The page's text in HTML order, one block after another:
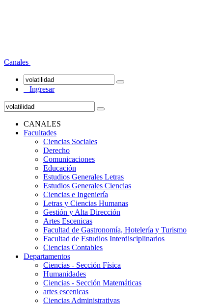
Canales
Ingresar
CANALES
Facultades
Ciencias Sociales
Derecho
Comunicaciones
Educación
Estudios Generales Letras
Estudios Generales Ciencias
Ciencias e Ingeniería
Letras y Ciencias Humanas
Gestión y Alta Dirección
Artes Escenicas
Facultad de Gastronomía, Hotelería y Turismo
Facultad de Estudios Interdisciplinarios
Ciencias Contables
Departamentos
Ciencias - Sección Física
Humanidades
Ciencias - Sección Matemáticas
artes escenicas
Ciencias Administrativas